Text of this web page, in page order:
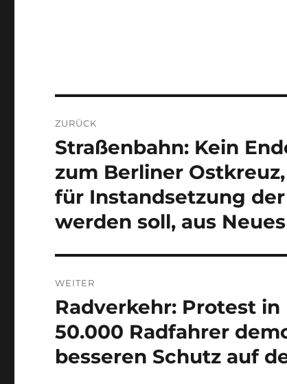
ZURÜCK
Vorheriger
Straßenbahn: Kein
zum Berliner
für Instandsetzung
werden soll, aus
WEITER
Nächster
Beitrag:
Radverkehr: Protest
50.000 Radfahrer
besseren Schutz auf